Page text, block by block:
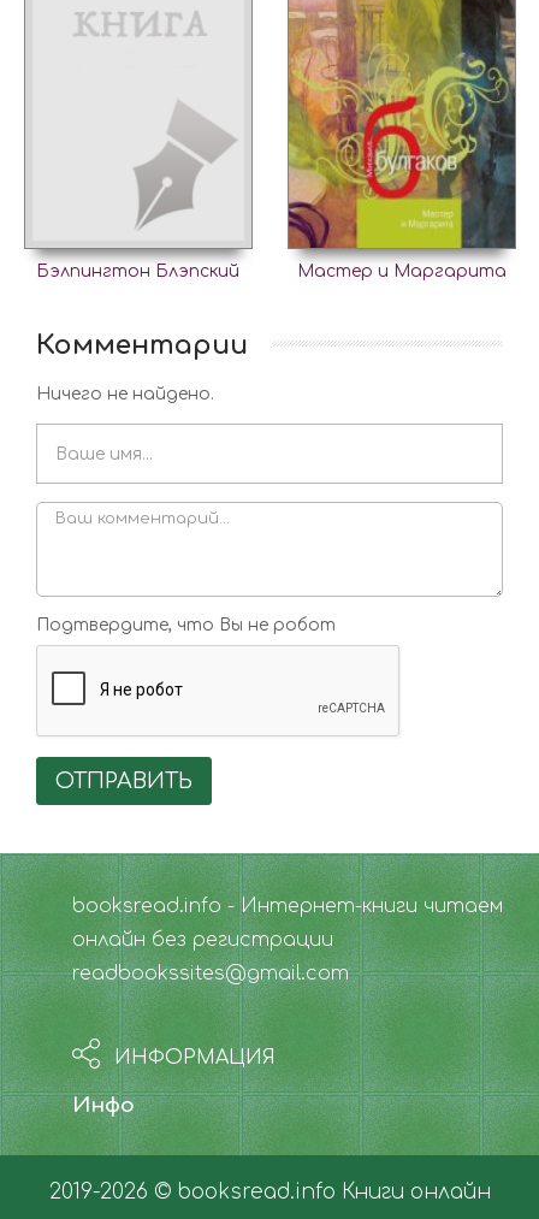
Бэлпингтон Блэпский Мастер и Маргарита
Комментарии
Ничего не найдено.
Подтвердите, что Вы не робот
ОТПРАВИТЬ
booksread.info - Интернет-книги читаем
онлайн без регистрации
readbookssites@gmail.com
ИНФОРМАЦИЯ
Инфо
2019-2026 © booksread.info Книги онлайн